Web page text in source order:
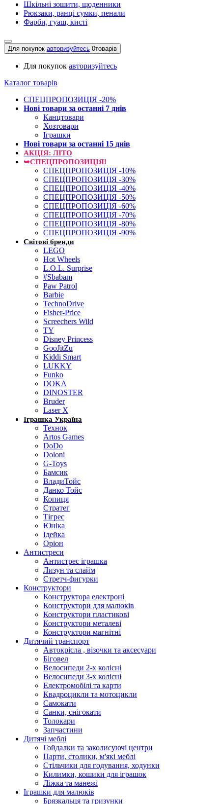
Шкільні зошити, щоденники
Рюкзаки, ранці сумки, пенали
Фарби, гуаш, кисті
Для покупок авторизуйтесь 0товарів
Для покупок авторизуйтесь
Каталог товарів
СПЕЦПРОПОЗИЦІЯ -20%
Нові товари за останнi 7 днiв
Канцтовари
Хозтовари
Іграшки
Нові товари за останнi 15 днiв
АКЦІЯ: ЛІТО
➥СПЕЦПРОПОЗИЦІЯ!
СПЕЦПРОПОЗИЦІЯ -10%
СПЕЦПРОПОЗИЦІЯ -30%
СПЕЦПРОПОЗИЦІЯ -40%
СПЕЦПРОПОЗИЦІЯ -50%
СПЕЦПРОПОЗИЦІЯ -60%
СПЕЦПРОПОЗИЦІЯ -70%
СПЕЦПРОПОЗИЦІЯ -80%
СПЕЦПРОПОЗИЦІЯ -90%
Світові бренди
LEGO
Hot Wheels
L.O.L. Surprise
#Sbabam
Paw Patrol
Barbie
TechnoDrive
Fisher-Price
Screechers Wild
TY
Disney Princess
GooJitZu
Kiddi Smart
LUKKY
Funko
DOKA
DINOSTER
Bruder
Laser X
Іграшка Україна
Технок
Artos Games
DoDo
Doloni
G-Toys
Бамсик
ВладиТойс
Данко Тойс
Копиця
Стратег
Тігрес
Юніка
Ідейка
Оріон
Антистреси
Антистрес іграшка
Лизун та слайм
Стретч-фигурки
Конструктори
Конструктора електроні
Конструктори для малюків
Конструктори пластикові
Конструктори металеві
Конструктори магнітні
Дитячий транспорт
Автокрісла , візочки та аксесуари
Біговел
Велосипеди 2-х колісні
Велосипеди 3-х колісні
Електромобілі та карти
Квадроцикли та мотоцикли
Самокати
Санки, снігокати
Толокари
Запчастини
Дитячі меблі
Гойдалки та заколисуючі центри
Парти, столики, м'які меблі
Стільчики для годування, ходунки
Килимки, кошики для іграшок
Ліжка та манежі
Іграшки для малюків
Брязкальця та гризунки